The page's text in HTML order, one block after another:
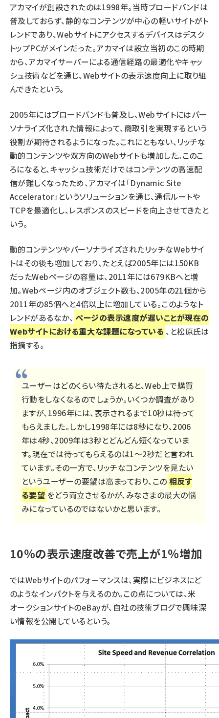
アカマイが創設されたのは1998年。当時ブロードバンドは
普及しておらず、静的なコンテンツが中心の軽いサイトがト
レンドであり、Webサイトにアクセスするデバイスはデスク
トップPCがメインだった。アカマイは設立当初のこの時期
から、アカマイサーバーによる通信経路の最適化やキャッ
シュ技術などを通じ、Webサイトの表示速度向上に取り組
んできたという。
2005年にはブロードバンドも普及し、Webサイトにはパー
ソナライズ化された情報によって、商取引を実現するという
役割が期待されるようになった。これにともない、リッチな
動的コンテンツや双方向のWebサイトも増加した。このこ
ろになると、キャッシュ技術だけではコンテンツの高速配
信が難しくなったため、アカマイは「Dynamic Site
Accelerator」というソリューションを通じ、通信ルートや
TCPを最適化し、レスポンスのスピードを向上させてきたと
いう。
動的コンテンツやパーソナライズされたリッチなWebサイ
トはその後も増加しており、たとえば2005年には150KB
だったWebページの容量は、2011年には679KBへと増
加。Webページ内のオブジェクト数も、2005年の21個から
2011年の85個へと4倍以上に増加している。このようなト
レンドがあるなか、 ページの表示速度が遅いことが現在の
Webサイトにおける重大な課題になっている 、と松原氏は
指摘する。
ユーザーはどのくらい待たされると、Web上で購買
行動をしなくなるのでしょうか。いくつか調査があり
ますが、1996年には、表示されるまで10秒は待って
もらえました。しかし1998年には8秒になり、2006
年は4秒、2009年は3秒とどんどん短くなっていま
す。現在では待ってもらえるのは1～2秒だと言われ
ています。その一方で、リッチなコンテンツを見たい
というユーザーの要望は高まっており、この 相反す
る要望 をどう両立させるかが、みなさまの最大の悩
みになっているのではないかと思います。
10％の表示速度改善で売上が1％増加
ではWebサイトのパフォーマンスは、実際にビジネスにど
のようなインパクトを与えるのか。この点については、米
オークションサイトのeBayが、自社の技術ブログで興味深
い情報を公開しているという。